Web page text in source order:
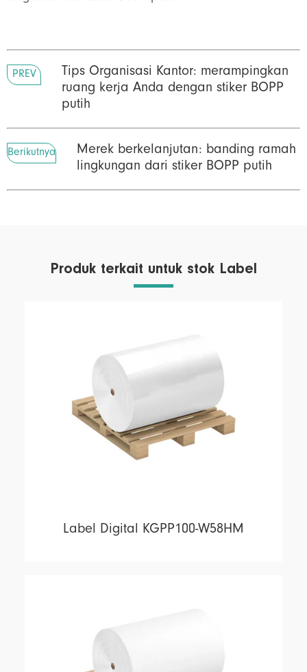
PREV
Tips Organisasi Kantor: merampingkan
ruang kerja Anda dengan stiker BOPP
putih
Berikutnya
Merek berkelanjutan: banding ramah
lingkungan dari stiker BOPP putih
Produk terkait untuk stok Label
Label Digital KGPP100-W58HM